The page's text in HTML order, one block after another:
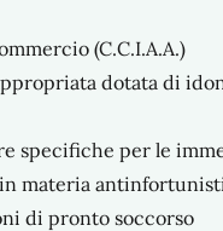
(C.C.I.A.A.)
dotata di
specifiche per le
materia
di pronto soccorso